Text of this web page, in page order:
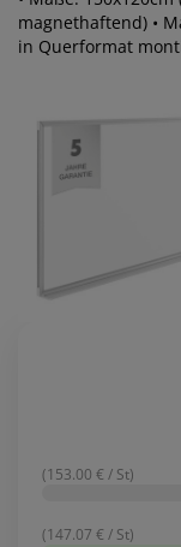
magnethaftend) •
in Querformat
(153.00 € / St)
(147.07 € / St)